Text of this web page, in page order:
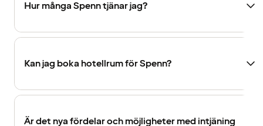
Hur många Spenn tjänar jag?
Kan jag boka hotellrum för Spenn?
Är det nya fördelar och möjligheter med intjäning